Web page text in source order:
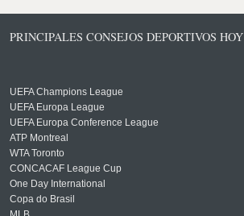
PRINCIPALES CONSEJOS DEPORTIVOS HOY
UEFA Champions League
UEFA Europa League
UEFA Europa Conference League
ATP Montreal
WTA Toronto
CONCACAF League Cup
One Day International
Copa do Brasil